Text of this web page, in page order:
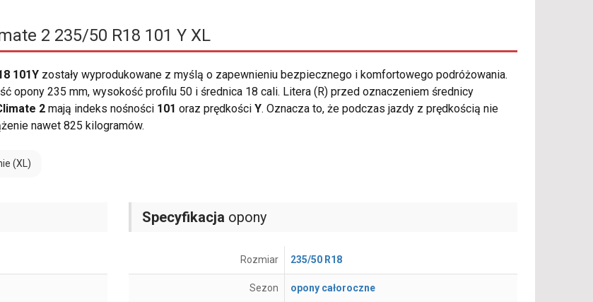
2 235/50 R18 101 Y XL
101Y zostały wyprodukowane z myślą o zapewnieniu bezpiecznego i komfortowego podróżowania.
opony 235 mm, wysokość profilu 50 i średnica 18 cali. Litera (R) przed oznaczeniem średnicy
2 mają indeks nośności 101 oraz prędkości Y. Oznacza to, że podczas jazdy z prędkością nie
nawet 825 kilogramów.
(XL)
Specyfikacja opony
Rozmiar 235/50 R18
Sezon opony całoroczne